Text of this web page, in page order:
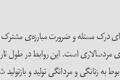
درک مسئله و ضرورت مبارزه‌ی
است. این روابط در طول
زنانگی و مردانگی تولید و